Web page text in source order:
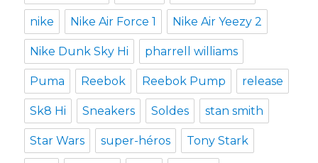
nike Nike Air Force 1 Nike Air Yeezy 2
Nike Dunk Sky Hi pharrell williams
Puma Reebok Reebok Pump release
Sk8 Hi Sneakers Soldes stan smith
Star Wars super-héros Tony Stark